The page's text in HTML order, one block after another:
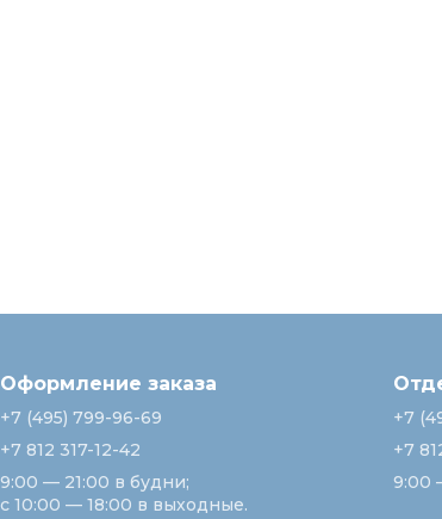
Оформление заказа
+7 (495) 799-96-69
+7 812 317-12-42
9:00 — 21:00 в будни;
с 10:00 — 18:00 в выходные.
+7
+7
9:00